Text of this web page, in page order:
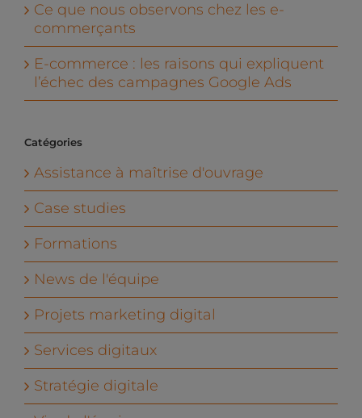
Ce que nous observons chez les e-
commerçants
E-commerce : les raisons qui expliquent
l’échec des campagnes Google Ads
Catégories
Assistance à maîtrise d'ouvrage
Case studies
Formations
News de l'équipe
Projets marketing digital
Services digitaux
Stratégie digitale